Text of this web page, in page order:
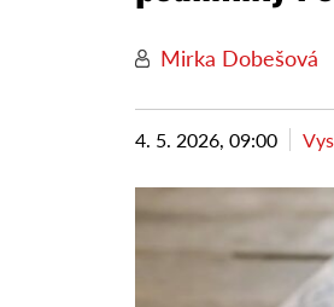
Mirka Dobešová
4. 5. 2026, 09:00